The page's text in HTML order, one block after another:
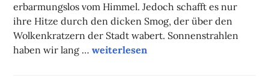
erbarmungslos vom Himmel. Jedoch schafft es nur
ihre Hitze durch den dicken Smog, der über den
Wolkenkratzern der Stadt wabert. Sonnenstrahlen
haben wir lang …Campuskolumne
weiterlesen